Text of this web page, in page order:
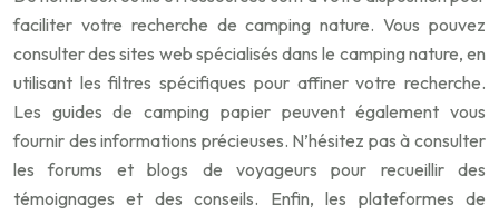
faciliter votre recherche de camping nature. Vous pouvez
consulter des sites web spécialisés dans le camping nature, en
utilisant les filtres spécifiques pour affiner votre recherche.
Les guides de camping papier peuvent également vous
fournir des informations précieuses. N’hésitez pas à consulter
les forums et blogs de voyageurs pour recueillir des
témoignages et des conseils. Enfin, les plateformes de